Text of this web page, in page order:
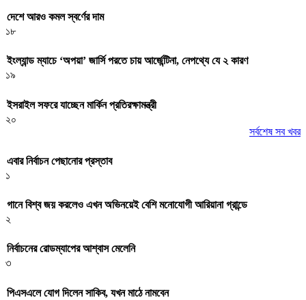
দেশে আরও কমল স্বর্ণের দাম
১৮
ইংল্যান্ড ম্যাচে ‘অপয়া’ জার্সি পরতে চায় আর্জেন্টিনা, নেপথ্যে যে ২ কারণ
১৯
ইসরাইল সফরে যাচ্ছেন মার্কিন প্রতিরক্ষামন্ত্রী
২০
সর্বশেষ সব খবর
এবার নির্বাচন পেছানোর প্রস্তাব
১
গানে বিশ্ব জয় করলেও এখন অভিনয়েই বেশি মনোযোগী আরিয়ানা গ্রান্ডে
২
নির্বাচনের রোডম্যাপের আশ্বাস মেলেনি
৩
পিএসএলে যোগ দিলেন সাকিব, যখন মাঠে নামবেন